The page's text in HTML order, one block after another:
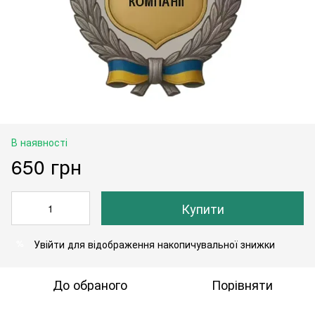
В наявності
650 грн
Купити
Увійти для відображення накопичувальної знижки
До обраного Порівняти